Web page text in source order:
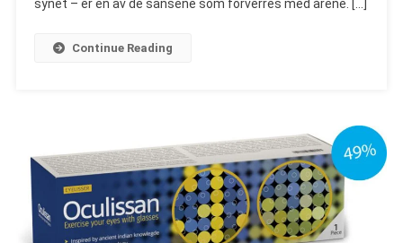
synet – er en av de sansene som forverres med årene. […]
Continue Reading